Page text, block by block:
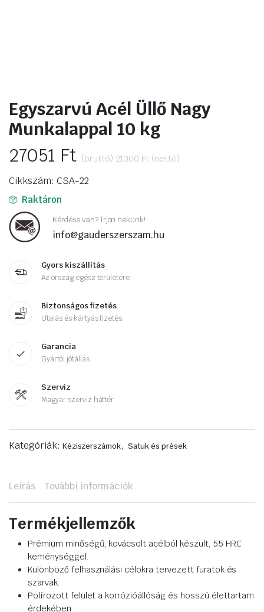
Egyszarvú Acél Üllő Nagy
Munkalappal 10 kg
27051 Ft (bruttó) 21300 Ft (nettó)
Cikkszám: CSA-22
Raktáron
Kérdése van? Írjon nekünk!
info@gauderszerszam.hu
Gyors kiszállítás
Az ország egész területére
Biztonságos fizetés
Utalás és kártyás fizetés.
Garancia
Gyártói jótállás
Szerviz
Magyar szerviz háttér
Kategóriák: Kéziszerszámok, Satuk és prések
Leírás További információk
Termékjellemzők
Prémium minőségű, kovácsolt acélból készült, 55 HRC
keménységgel.
Különböző felhasználási célokra tervezett furatok és
szarvak.
Polírozott felület a korrózióállóság és hosszú élettartam
érdekében.